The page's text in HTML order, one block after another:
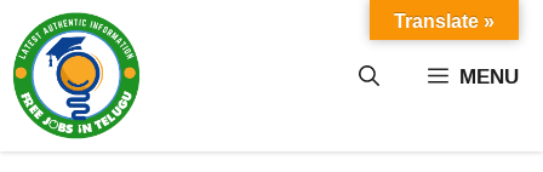
content MENU
Translate »